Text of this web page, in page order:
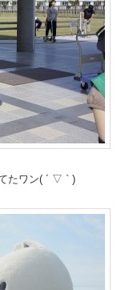
たワン( ´ ▽ ` )